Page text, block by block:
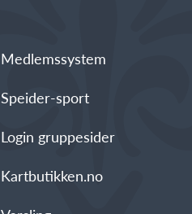
Medlemssystem
Speider-sport
Login gruppesider
Kartbutikken.no